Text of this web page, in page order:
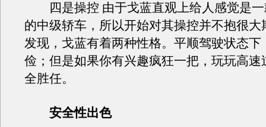
四是操控 由于戈蓝直观上给人感觉是一
的中级轿车，所以开始对其操控并不抱很大
发现，戈蓝有着两种性格。平顺驾驶状态下
俭；但是如果你有兴趣疯狂一把，玩玩高速
全胜任。
安全性出色